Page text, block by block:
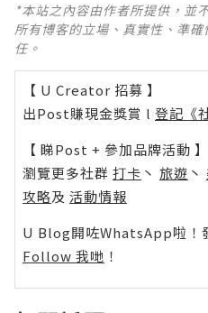
*本站之內容由作者所提供，並
所有博客的立場、真實性、準
任。
【 U Creator 招募 】
出Post賺現金獎賞 l 登記《
【 睇Post + 參加品牌活動 】
瀏覽更多社群 打卡 丶 旅遊 丶
攻略及 活動情報
U Blog開咗WhatsApp啦！
Follow 我哋 ！